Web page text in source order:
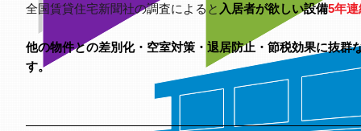
全国賃貸住宅新聞社の調査によると 入居者が欲しい設備5年
他の物件との差別化・空室対策・退居防止・節税効果に抜群
す。